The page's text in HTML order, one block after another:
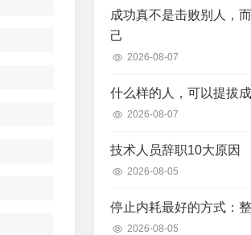
成功真不是击败别人，
己
2026-08-07
什么样的人，可以提拔
2026-08-07
技术人员辞职10大原因
2026-08-05
停止内耗最好的方式：
2026-08-05